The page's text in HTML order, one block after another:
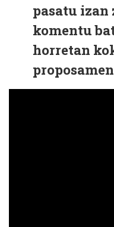
pasatu
komentu
horretan